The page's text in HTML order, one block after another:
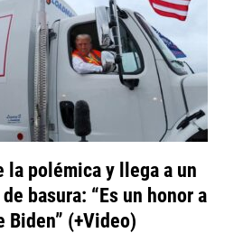
la polémica y llega a un
basura: “Es un honor a
Biden” (+Video)